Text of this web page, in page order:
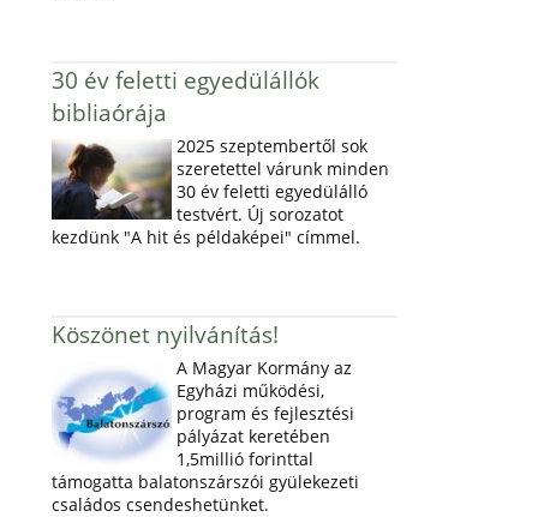
30 év feletti egyedülállók
bibliaórája
2025 szeptembertől sok
szeretettel várunk minden
30 év feletti egyedülálló
testvért. Új sorozatot
kezdünk "A hit és példaképei" címmel.
Köszönet nyilvánítás!
A Magyar Kormány az
Egyházi működési,
program és fejlesztési
pályázat keretében
1,5millió forinttal
támogatta balatonszárszói gyülekezeti
családos csendeshetünket.